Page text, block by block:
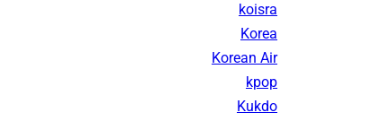
koisra
Korea
Korean Air
kpop
Kukdo